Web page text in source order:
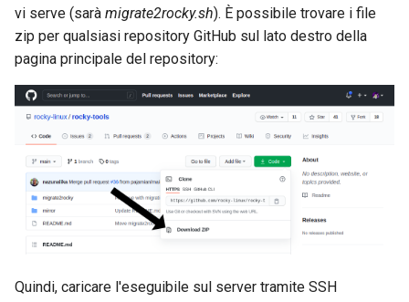
vi serve (sarà migrate2rocky.sh). È possibile trovare i file
zip per qualsiasi repository GitHub sul lato destro della
pagina principale del repository:
Quindi, caricare l'eseguibile sul server tramite SSH